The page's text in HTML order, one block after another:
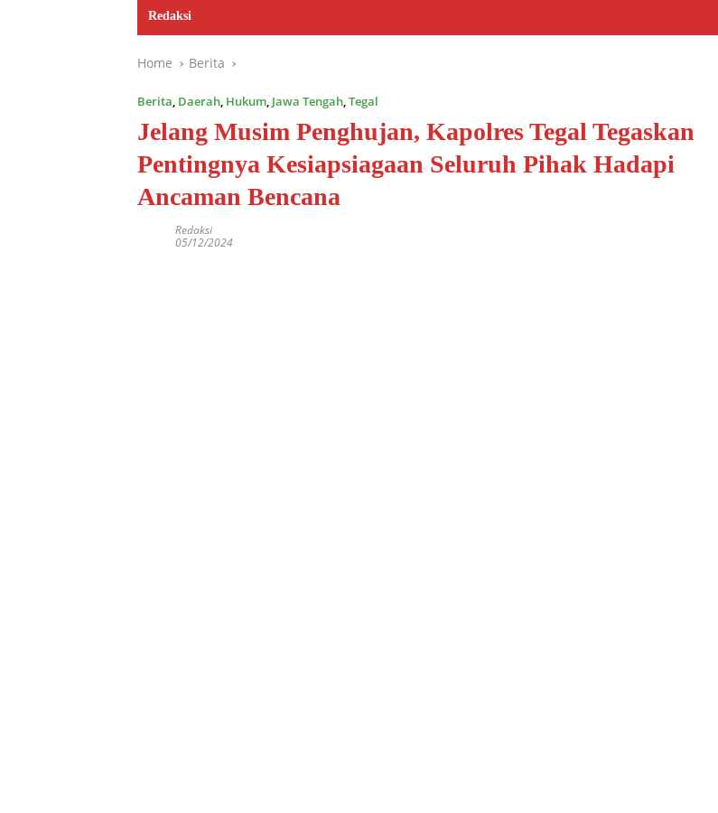
m
e
Redaksi
Home Berita
Berita, Daerah, Hukum, Jawa Tengah,Tegal
Jelang Musim Penghujan, Kapolres Tegal Tegaskan
Pentingnya Kesiapsiagaan Seluruh Pihak Hadapi
Ancaman Bencana
Redaksi
05/12/2024